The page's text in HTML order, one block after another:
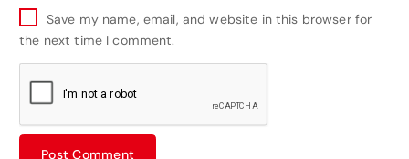
Save my name, email, and website in this browser for
the next time I comment.